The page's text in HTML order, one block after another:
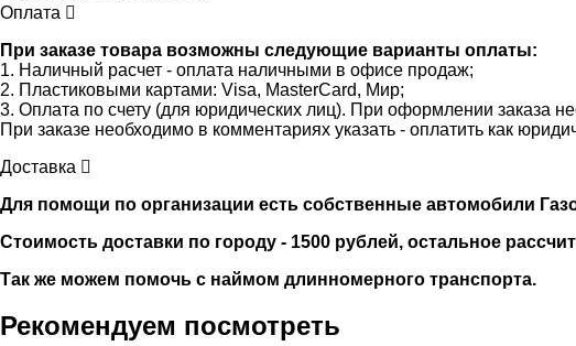
Оплата
При заказе товара возможны следующие варианты оплаты:
1. Наличный расчет - оплата наличными в офисе продаж;
2. Пластиковыми картами: Visa, MasterCard, Мир;
3. Оплата по счету (для юридических лиц). При оформлении заказа
При заказе необходимо в комментариях указать - оплатить как
Доставка
Для помощи по организации есть собственные автомобили
Стоимость доставки по городу - 1500 рублей, остальное
Так же можем помочь с наймом длинномерного транспорта.
Рекомендуем посмотреть